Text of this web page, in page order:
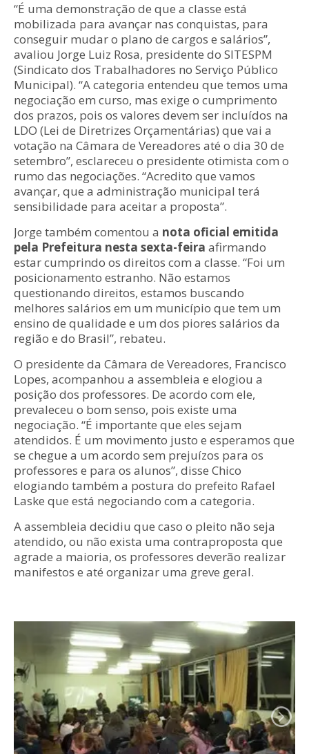
“É uma demonstração de que a classe está
mobilizada para avançar nas conquistas, para
conseguir mudar o plano de cargos e salários”,
avaliou Jorge Luiz Rosa, presidente do SITESPM
(Sindicato dos Trabalhadores no Serviço Público
Municipal). “A categoria entendeu que temos uma
negociação em curso, mas exige o cumprimento
dos prazos, pois os valores devem ser incluídos na
LDO (Lei de Diretrizes Orçamentárias) que vai a
votação na Câmara de Vereadores até o dia 30 de
setembro”, esclareceu o presidente otimista com o
rumo das negociações. “Acredito que vamos
avançar, que a administração municipal terá
sensibilidade para aceitar a proposta”.
Jorge também comentou a nota oficial emitida
pela Prefeitura nesta sexta-feira afirmando
estar cumprindo os direitos com a classe. “Foi um
posicionamento estranho. Não estamos
questionando direitos, estamos buscando
melhores salários em um município que tem um
ensino de qualidade e um dos piores salários da
região e do Brasil”, rebateu.
O presidente da Câmara de Vereadores, Francisco
Lopes, acompanhou a assembleia e elogiou a
posição dos professores. De acordo com ele,
prevaleceu o bom senso, pois existe uma
negociação. “É importante que eles sejam
atendidos. É um movimento justo e esperamos que
se chegue a um acordo sem prejuízos para os
professores e para os alunos”, disse Chico
elogiando também a postura do prefeito Rafael
Laske que está negociando com a categoria.
A assembleia decidiu que caso o pleito não seja
atendido, ou não exista uma contraproposta que
agrade a maioria, os professores deverão realizar
manifestos e até organizar uma greve geral.